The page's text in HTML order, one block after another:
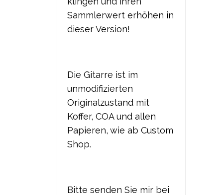
Sammlerwert erhöhen in
dieser Version!
Die Gitarre ist im
unmodifizierten
Originalzustand mit
Koffer, COA und allen
Papieren, wie ab Custom
Shop.
Bitte senden Sie mir bei